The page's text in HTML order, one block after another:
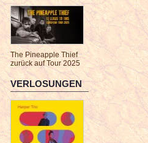
The Pineapple Thief
zurück auf Tour 2025
VERLOSUNGEN